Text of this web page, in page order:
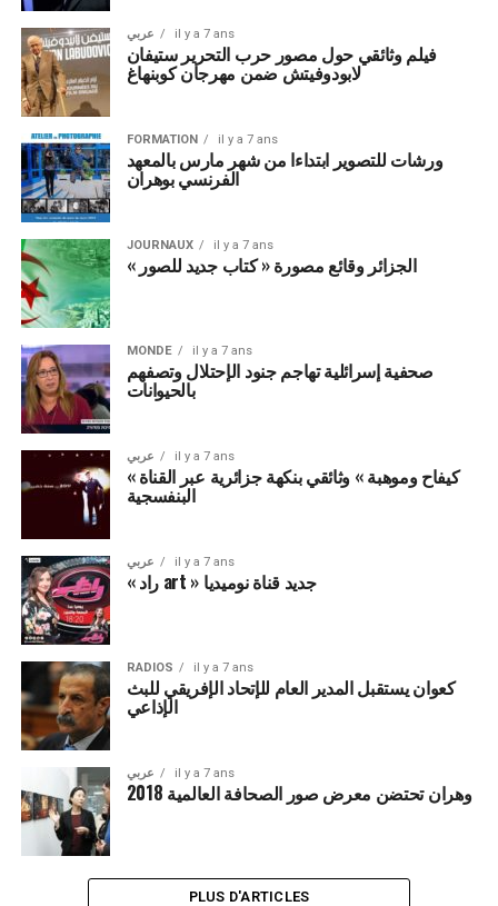
عربي il y a 7 ans
فيلم وثائقي حول مصور حرب التحرير ستيفان
لابودوفيتش ضمن مهرجان كوبنهاغ
FORMATION il y a 7 ans
ورشات للتصوير ابتداءا من شهر مارس بالمعهد
الفرنسي بوهران
JOURNAUX il y a 7 ans
« الجزائر وقائع مصورة « كتاب جديد للصور
MONDE il y a 7 ans
صحفية إسرائلية تهاجم جنود الإحتلال وتصفهم
بالحيوانات
عربي il y a 7 ans
« كيفاح وموهبة » وثائقي بنكهة جزائرية عبر القناة
البنفسجية
عربي il y a 7 ans
« راد art » جديد قناة نوميديا
RADIOS il y a 7 ans
كعوان يستقبل المدير العام للإتحاد الإفريقي للبث
الإذاعي
عربي il y a 7 ans
وهران تحتضن معرض صور الصحافة العالمية 2018
PLUS D'ARTICLES